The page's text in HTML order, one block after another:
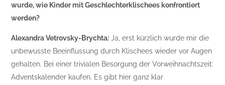
wurde, wie Kinder mit Geschlechterklischees konfrontiert
werden?
Alexandra Vetrovsky-Brychta: Ja, erst kürzlich wurde mir die
unbewusste Beeinflussung durch Klischees wieder vor Augen
gehalten. Bei einer trivialen Besorgung der Vorweihnachtszeit:
Adventskalender kaufen. Es gibt hier ganz klar